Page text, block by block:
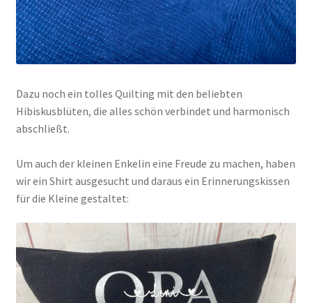
Dazu noch ein tolles Quilting mit den beliebten
Hibiskusblüten, die alles schön verbindet und harmonisch
abschließt.
Um auch der kleinen Enkelin eine Freude zu machen, haben
wir ein Shirt ausgesucht und daraus ein Erinnerungskissen
für die Kleine gestaltet: